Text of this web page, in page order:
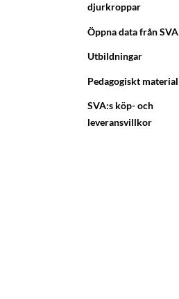
djurkroppar
Öppna data från SVA
Utbildningar
Pedagogiskt material
SVA:s köp- och
leveransvillkor